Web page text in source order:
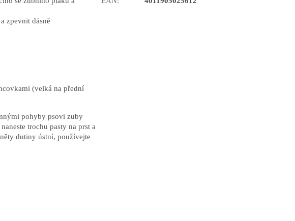
zpevnit dásně
(velká na přední
pohyby psovi zuby
trochu pasty na prst a
dutiny ústní, používejte